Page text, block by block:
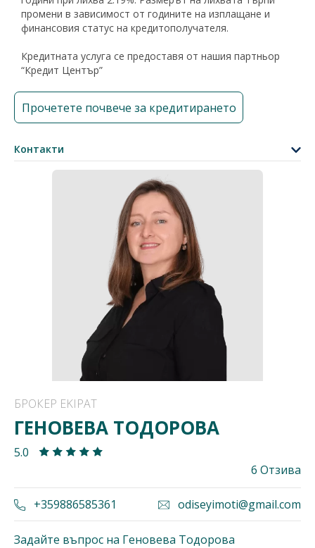
промени в зависимост от годините на изплащане и
финансовия статус на кредитополучателя.
Кредитната услуга се предоставя от нашия партньор
“Кредит Център”
Прочетете почвече за кредитирането
Контакти
БРОКЕР EKIPAT
ГЕНОВЕВА ТОДОРОВА
5.0
6 Отзива
+359886585361 odiseyimoti@gmail.com
Задайте въпрос на Геновева Тодорова